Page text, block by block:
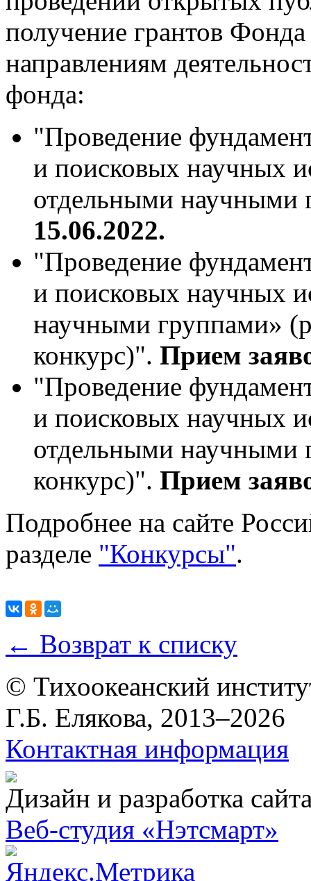
получение грантов
направлениям
фонда:
"Проведение
и поисковых научных
отдельными научными
15.06.2022.
"Проведение
и поисковых научных
научными группами»
конкурс)". Прием
"Проведение
и поисковых научных
отдельными научными
конкурс)". Прием
Подробнее на сайте
разделе "Конкурсы".
← Возврат к списку
© Тихоокеанский
Г.Б. Елякова, 2013–2026
Контактная информация
Дизайн и разработка
Веб-студия «Нэтсмарт»